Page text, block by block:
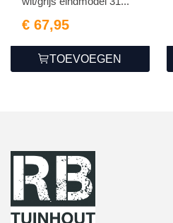
€ 67,95
TOEVOEGEN